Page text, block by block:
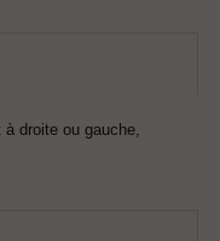
droite ou gauche,